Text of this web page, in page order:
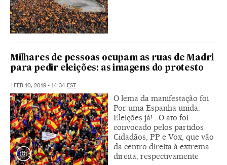
Milhares de pessoas ocupam as ruas de Madri
para pedir eleições: as imagens do protesto
| FEB 10, 2019 - 14:34 EST
O lema da manifestação foi
Por uma Espanha unida.
Eleições já! . O ato foi
convocado pelos partidos
Cidadãos, PP e Vox, que vão
da centro direita à extrema
direita, respectivamente